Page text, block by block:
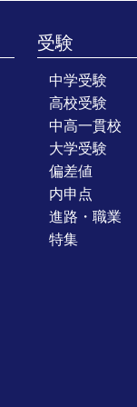
受験
中学受験
高校受験
中高一貫校
大学受験
偏差値
内申点
進路・職業
特集